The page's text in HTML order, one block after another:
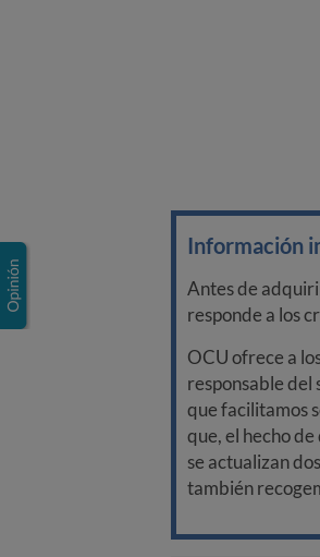
Información
Antes de
responde a los
OCU ofrece a
responsable del
que facilitamos
que, el hecho
se actualizan
también